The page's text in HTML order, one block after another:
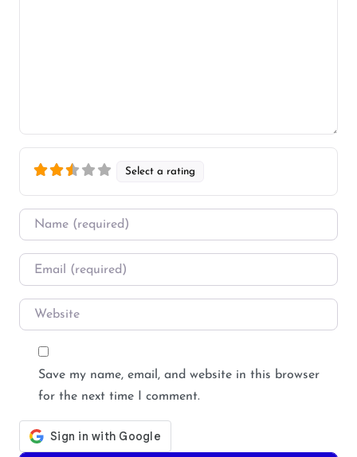
Select a rating
Name
Email
Website
Save my name, email, and website in this browser
for the next time I comment.